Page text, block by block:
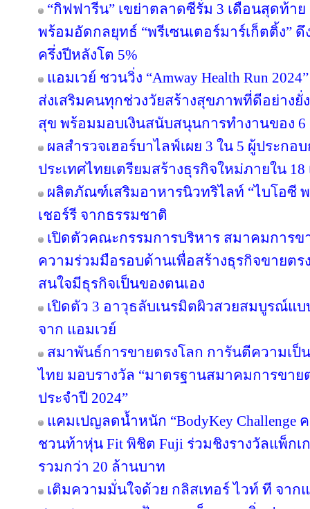
“กิฟฟารีน” เขย่าตลาดซีรั่ม 3 เดือนสุดท้า
พร้อมอัดกลยุทธ์ “พรีเซนเตอร์มาร์เก็ตติ้ง”
ครึ่งปีหลังโต 5%
แอมเวย์ ชวนวิ่ง “Amway Health Run
ส่งเสริมคนทุกช่วงวัยสร้างสุขภาพที่ดีอย่าง
สุข พร้อมมอบเงินสนับสนุนการทำงานของ
ผลสำรวจเฮอร์บาไลฟ์เผย 3 ใน 5 ผู้ประกอ
ประเทศไทยเตรียมสร้างธุรกิจใหม่ภายใน 18
ผลิตภัณฑ์เสริมอาหารนิวทริไลท์ “ไบโอซี
เชอร์รี จากธรรมชาติ
เปิดตัวคณะกรรมการบริหาร สมาคมการ
ความร่วมมือรอบด้านเพื่อสร้างธุรกิจขายตร
สนใจมีธุรกิจเป็นของตนเอง
เปิดตัว 3 อาวุธลับเนรมิตผิวสวยสมบูรณ์แบ
จาก แอมเวย์
สมาพันธ์การขายตรงโลก การันตีความเป็
ไทย มอบรางวัล “มาตรฐานสมาคมการขา
ประจำปี 2024”
แคมเปญลดน้ำหนัก “BodyKey Challenge
ชวนท้าหุ่น Fit พิชิต Fuji ร่วมชิงรางวัลแพ็กเ
รวมกว่า 20 ล้านบาท
เติมความมั่นใจด้วย กลิสเทอร์ ไวท์ ที จาก